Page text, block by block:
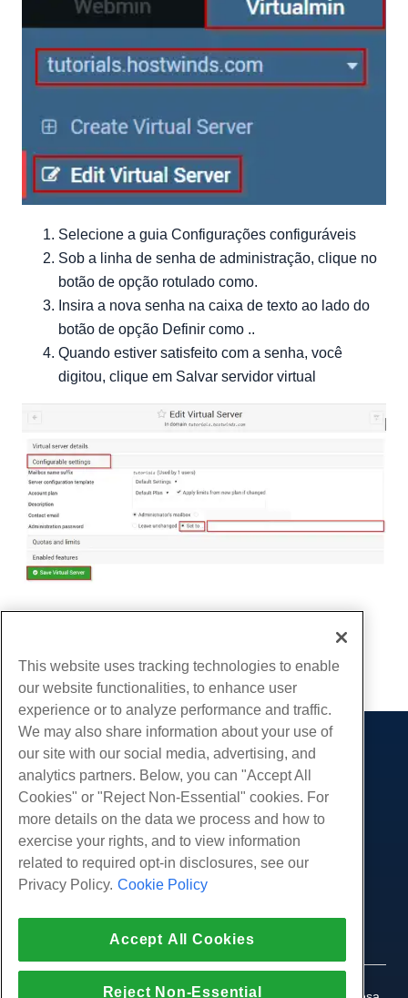
Selecione a guia Configurações configuráveis
Sob a linha de senha de administração, clique no
botão de opção rotulado como.
Insira a nova senha na caixa de texto ao lado do
botão de opção Definir como ..
Quando estiver satisfeito com a senha, você
digitou, clique em Salvar servidor virtual
cópia de URL
Produtos
Hospedagem na web
Hospedagem Empresarial
Revendedor com etiqueta em branco
Linux gerenciado VPS
Windows não gerenciado VPS
Servidores de nuvem
Serviços
Migrações de sites
Comunidade
Documentação do Produto
Tutoriais
Companhia
Sobre nós
Contate-Nos
pressione
Programa de Afiliados
Aplicação da lei
Apoio, suporte
Conversar ao vivo conosco
Abra um bilhete de suporte
This website uses tracking technologies to enable
our website functionalities, to enhance user
experience or to analyze performance and traffic.
We may also share information about your use of
our site with our social media, advertising, and
analytics partners. Below, you can "Accept All
Cookies" or "Reject Non-Essential" cookies. For
more details on the data we process and how to
exercise your rights, and to view information
related to required opt-in disclosures, see our
Privacy Policy. Cookie Policy
Accept All Cookies
Reject Non-Essential